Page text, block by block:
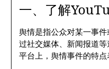
一、了解
舆情是指公众对某一事
过社交媒体、新闻报道
平台上，舆情事件的特